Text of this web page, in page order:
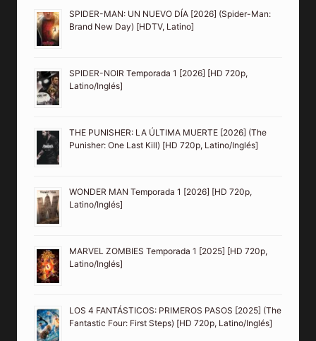
SPIDER-MAN: UN NUEVO DÍA [2026] (Spider-Man:
Brand New Day) [HDTV, Latino]
SPIDER-NOIR Temporada 1 [2026] [HD 720p,
Latino/Inglés]
THE PUNISHER: LA ÚLTIMA MUERTE [2026] (The
Punisher: One Last Kill) [HD 720p, Latino/Inglés]
WONDER MAN Temporada 1 [2026] [HD 720p,
Latino/Inglés]
MARVEL ZOMBIES Temporada 1 [2025] [HD 720p,
Latino/Inglés]
LOS 4 FANTÁSTICOS: PRIMEROS PASOS [2025] (The
Fantastic Four: First Steps) [HD 720p, Latino/Inglés]